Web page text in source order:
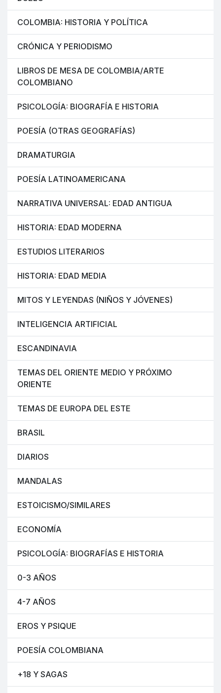
COLOMBIA: HISTORIA Y POLÍTICA
CRÓNICA Y PERIODISMO
LIBROS DE MESA DE COLOMBIA/ARTE
COLOMBIANO
PSICOLOGÍA: BIOGRAFÍA E HISTORIA
POESÍA (OTRAS GEOGRAFÍAS)
DRAMATURGIA
POESÍA LATINOAMERICANA
NARRATIVA UNIVERSAL: EDAD ANTIGUA
HISTORIA: EDAD MODERNA
ESTUDIOS LITERARIOS
HISTORIA: EDAD MEDIA
MITOS Y LEYENDAS (NIÑOS Y JÓVENES)
INTELIGENCIA ARTIFICIAL
ESCANDINAVIA
TEMAS DEL ORIENTE MEDIO Y PRÓXIMO
ORIENTE
TEMAS DE EUROPA DEL ESTE
BRASIL
DIARIOS
MANDALAS
ESTOICISMO/SIMILARES
ECONOMÍA
PSICOLOGÍA: BIOGRAFÍAS E HISTORIA
0-3 AÑOS
4-7 AÑOS
EROS Y PSIQUE
POESÍA COLOMBIANA
+18 Y SAGAS